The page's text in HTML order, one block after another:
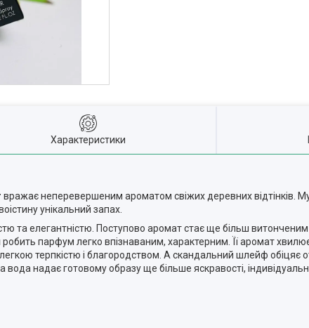
Характеристики
вражає неперевершеним ароматом свіжих деревних відтінків.
унікальний запах.
та елегантністю. Поступово аромат стає ще більш
парфум легко впізнаваним, характерним. Її аромат хвилює
терпкістю і благородством. А скандальний шлейф обіцяє
надає готовому образу ще більше яскравості,